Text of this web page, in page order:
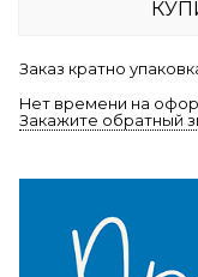
Заказ кратно
Нет времени на
Закажите обратный